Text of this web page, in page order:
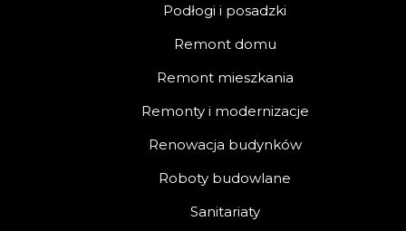
Podłogi i posadzki
Remont domu
Remont mieszkania
Remonty i modernizacje
Renowacja budynków
Roboty budowlane
Sanitariaty